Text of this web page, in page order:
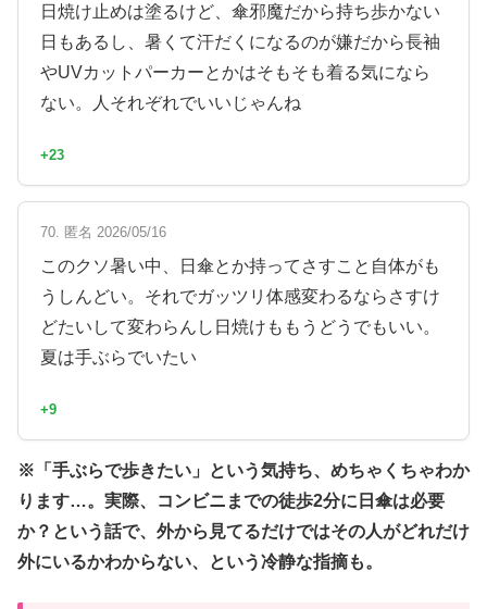
日焼け止めは塗るけど、傘邪魔だから持ち歩かない
日もあるし、暑くて汗だくになるのが嫌だから長袖
やUVカットパーカーとかはそもそも着る気になら
ない。人それぞれでいいじゃんね
+23
70. 匿名 2026/05/16
このクソ暑い中、日傘とか持ってさすこと自体がも
うしんどい。それでガッツリ体感変わるならさすけ
どたいして変わらんし日焼けももうどうでもいい。
夏は手ぶらでいたい
+9
※「手ぶらで歩きたい」という気持ち、めちゃくちゃわか
ります…。実際、コンビニまでの徒歩2分に日傘は必要
か？という話で、外から見てるだけではその人がどれだけ
外にいるかわからない、という冷静な指摘も。